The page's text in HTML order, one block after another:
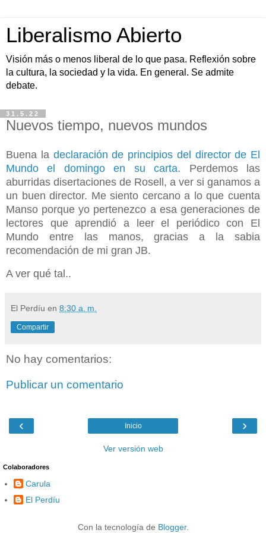
Liberalismo Abierto
Visión más o menos liberal de lo que pasa. Reflexión sobre
la cultura, la sociedad y la vida. En general. Se admite
debate.
31.5.22
Nuevos tiempo, nuevos mundos
Buena la declaración de principios del director de El
Mundo el domingo en su carta. Perdemos las
aburridas disertaciones de Rosell, a ver si ganamos a
un buen director. Me siento cercano a lo que cuenta
Manso porque yo pertenezco a esa generaciones de
lectores que aprendió a leer el periódico con El
Mundo entre las manos, gracias a la sabia
recomendación de mi gran JB.
A ver qué tal..
El Perdíu en 8:30 a. m.
Compartir
No hay comentarios:
Publicar un comentario
‹ ›
Inicio
Ver versión web
Colaboradores
Carula
El Perdíu
Con la tecnología de Blogger.